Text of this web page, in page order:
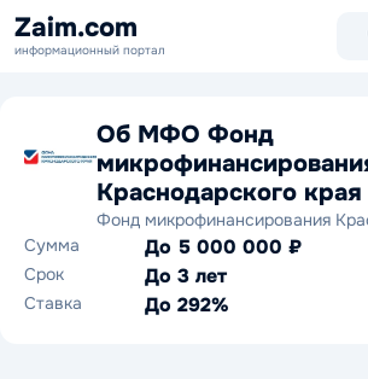
Zaim.com
информационный портал
Об МФО Фонд
Краснодарского края
Фонд микрофинансирования
Сумма
До 5 000 000 ₽
Срок До 3 лет
Ставка До 292%